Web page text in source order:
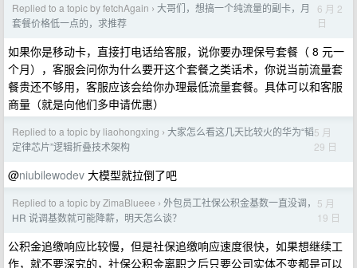
Replied to a topic by fetchAgain › 大哥们，想搞一个纯流量的副卡，月
套餐价格低一点的，求推荐
6 月 2
日
如果你是移动卡，直接打电话给客服，说你要办理保号套餐（ 8 元一
个月），客服会问你为什么要开这个套餐之类话术，你说当前流量套
餐贵还不够用，客服应该会给你办理最低流量套餐。具体可以和客服
商量（就是向他们多申请优惠）
Replied to a topic by liaohongxing › 大家怎么看这几天比较火的华为“韬
定律芯片”逻辑折叠技术架构
5 月
29 日
@niubilewodev 大模型就拉倒了吧
Replied to a topic by ZimaBlueee › 外包员工社保公积金基数一直没调，
HR 说调基数就可能降薪，明天怎么谈？
5 月
19 日
公积金追缴响应比较慢，但是社保追缴响应速度很快，如果想继续工
作，就不要深究的，社保公积金离职之后只要公司实体不变都是可以